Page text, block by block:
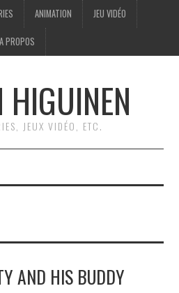
ANIMATION JEU VIDÉO
A PROPOS
HIGUINEN
JEUX VIDÉO, ETC.
AND HIS BUDDY